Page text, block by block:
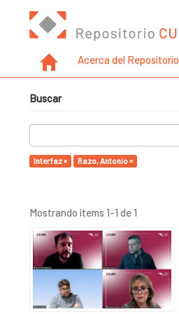
Acerca del Repositorio
Buscar
Interfaz × Razo, Antonio ×
Mostrando ítems 1-1 de 1